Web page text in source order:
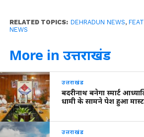
RELATED TOPICS: DEHRADUN NEWS,
NEWS
More in उत्तराखंड
उत्तराखंड
बदरीनाथ बनेगा स्मार्ट
धामी के सामने पेश हुआ
उत्तराखंड